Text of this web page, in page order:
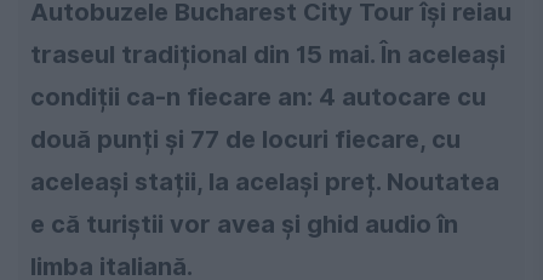
Autobuzele Bucharest City Tour își reiau
traseul tradițional din 15 mai. În aceleași
condiții ca-n fiecare an: 4 autocare cu
două punți și 77 de locuri fiecare, cu
aceleași stații, la același preț. Noutatea
e că turiștii vor avea și ghid audio în
limba italiană.